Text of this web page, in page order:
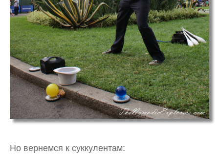
Но вернемся к суккулентам: